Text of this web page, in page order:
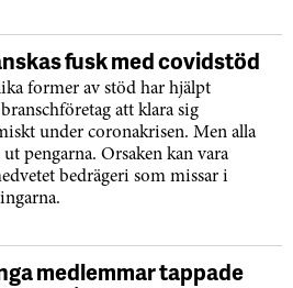
fusk med covidstöd
former av stöd har hjälpt
att klara sig
under coronakrisen. Men alla
pengarna. Orsaken kan vara
bedrägeri som missar i
medlemmar tappade